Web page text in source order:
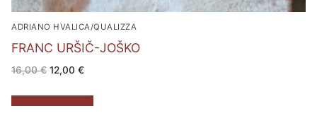
ADRIANO HVALICA/QUALIZZA
FRANC URŠIČ-JOŠKO
16,00€ Il
prezzo
era:
16,00 €.
12,00 €Il
è:
12,00 €.